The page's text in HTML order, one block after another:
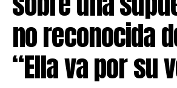
no reconocida
“Ella va por su